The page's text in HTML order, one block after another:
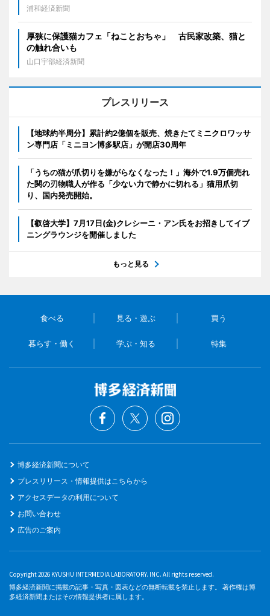
浦和経済新聞
厚狭に保護猫カフェ「ねことおちゃ」 古民家改築、猫と
の触れ合いも
山口宇部経済新聞
プレスリリース
【地球約半周分】累計約2億個を販売、焼きたてミニクロワッサ
ン専門店「ミニヨン博多駅店」が開店30周年
「うちの猫が爪切りを嫌がらなくなった！」海外で1.9万個売れ
た関の刃物職人が作る「少ない力で静かに切れる」猫用爪切
り、国内発売開始。
【叡啓大学】7月17日(金)クレシーニ・アン氏をお招きしてイブ
ニングラウンジを開催しました
もっと見る
食べる 見る・遊ぶ 買う
暮らす・働く 学ぶ・知る 特集
博多経済新聞について
プレスリリース・情報提供はこちらから
アクセスデータの利用について
お問い合わせ
広告のご案内
Copyright 2026 KYUSHU INTERMEDIA LABORATORY. INC. All rights reserved.
博多経済新聞に掲載の記事・写真・図表などの無断転載を禁止します。 著作権は博
多経済新聞またはその情報提供者に属します。